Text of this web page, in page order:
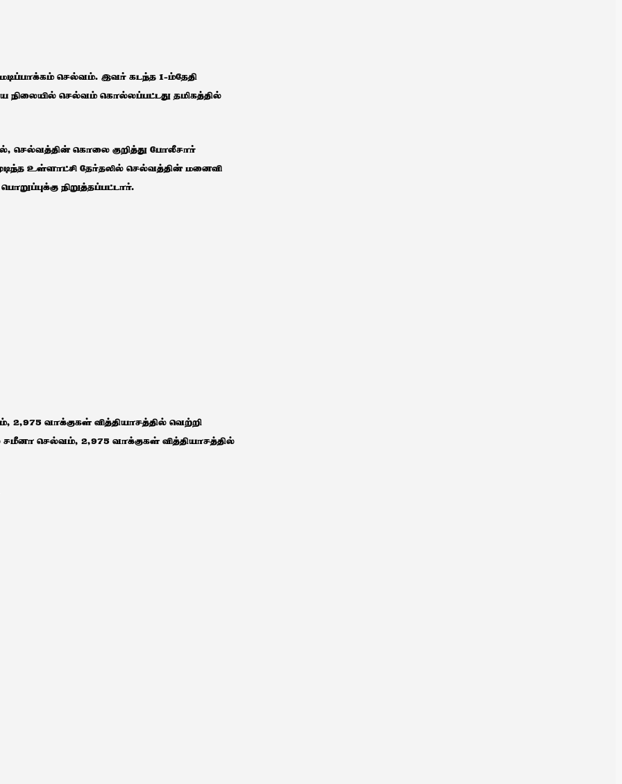
செல்வம். இவர் கடந்த 1-ம்தேதி
நிலையில் செல்வம் கொல்லப்பட்டது தமிகத்தில்
செல்வத்தின் கொலை குறித்து போலீசார்
உள்ளாட்சி தேர்தலில் செல்வத்தின் மனைவி
நிறுத்தப்பட்டார்.
2,975 வாக்குகள் வித்தியாசத்தில் வெற்றி
சமீனா செல்வம், 2,975 வாக்குகள் வித்தியாசத்தில்